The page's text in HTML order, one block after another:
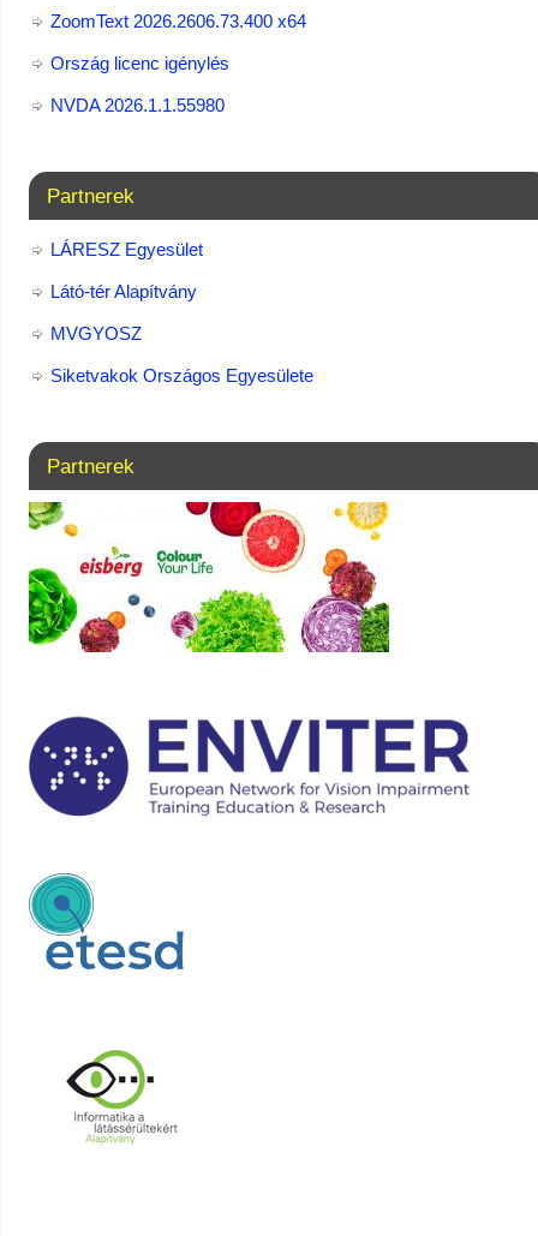
ZoomText 2026.2606.73.400​ x64
Ország licenc igénylés
NVDA 2026.1.1.55980
Partnerek
LÁRESZ Egyesület
Látó-tér Alapítvány
MVGYOSZ
Siketvakok Országos Egyesülete
Partnerek